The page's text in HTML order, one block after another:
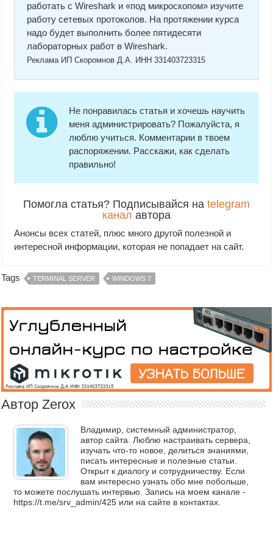
работать с Wireshark и «под микроскопом» изучите
работу сетевых протоколов. На протяжении курса
надо будет выполнить более пятидесяти
лабораторных работ в Wireshark.
Реклама ИП Скоромнов Д.А. ИНН 331403723315
Не понравилась статья и хочешь научить
меня администрировать? Пожалуйста, я
люблю учиться. Комментарии в твоем
распоряжении. Расскажи, как сделать
правильно!
Помогла статья? Подписывайся на telegram
канал автора
Анонсы всех статей, плюс много другой полезной и
интересной информации, которая не попадает на сайт.
Tags TERMINAL SERVER WINDOWS 7
Автор Zerox
Владимир, системный администратор,
автор сайта. Люблю настраивать сервера,
изучать что-то новое, делиться знаниями,
писать интересные и полезные статьи.
Открыт к диалогу и сотрудничеству. Если
вам интересно узнать обо мне побольше,
то можете послушать интервью. Запись на моем канале -
https://t.me/srv_admin/425 или на сайте в контактах.